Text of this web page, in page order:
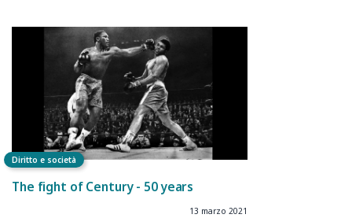
Diritto e società
The fight of Century - 50 years
13 marzo 2021